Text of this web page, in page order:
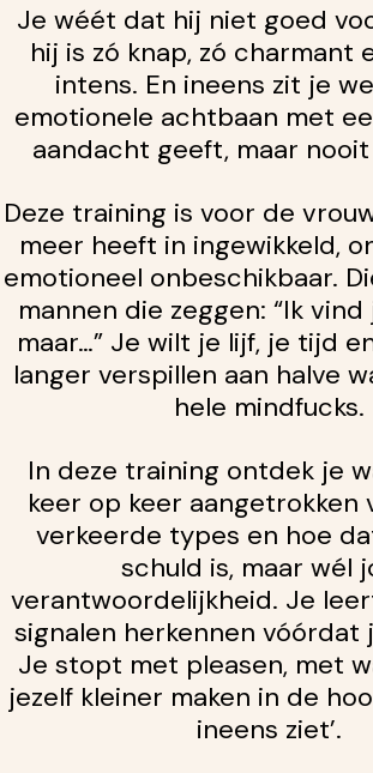
Je wéét dat hij niet goed
hij is zó knap, zó charmant
intens. En ineens zit je
emotionele achtbaan met
aandacht geeft, maar
Deze training is voor de
meer heeft in ingewikkeld,
emotioneel onbeschikbaar.
mannen die zeggen: “Ik
maar…” Je wilt je lijf, je tijd
langer verspillen aan halve
hele mindfucks.
In deze training ontdek je
keer op keer
verkeerde types en hoe
schuld is, maar wél
verantwoordelijkheid. Je
signalen herkennen vóórdat
Je stopt met pleasen, met
jezelf kleiner maken in de
ineens ziet’.